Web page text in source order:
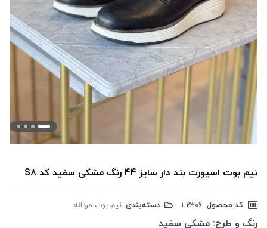
نیم بوت اسپورت بند دار سایز 44 رنگ مشکی سفید کد S8
کد محصول: دسته‌بندی: نیم بوت مردانه
رنگ و طرح: مشکی سفید